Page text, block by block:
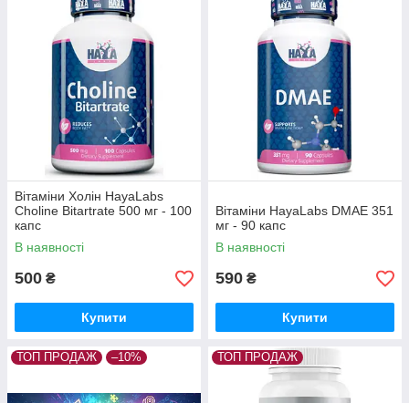
Вітаміни Холін HayaLabs
Choline Bitartrate 500 мг - 100
капс
В наявності
500 ₴
Купити
Вітаміни HayaLabs DMAE 351
мг - 90 капс
В наявності
590 ₴
Купити
ТОП ПРОДАЖ –10% ТОП ПРОДАЖ